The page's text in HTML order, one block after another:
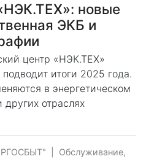
новые
ЭКБ и
центр «НЭК.ТЕХ»
итоги 2025 года.
в энергетическом
отраслях
Обслуживание,